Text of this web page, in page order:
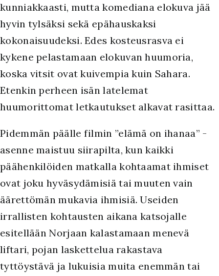
kunniakkaasti, mutta komediana elokuva jää
hyvin tylsäksi sekä epähauskaksi
kokonaisuudeksi. Edes kosteusrasva ei
kykene pelastamaan elokuvan huumoria,
koska vitsit ovat kuivempia kuin Sahara.
Etenkin perheen isän latelemat
huumorittomat letkautukset alkavat rasittaa.
Pidemmän päälle filmin ”elämä on ihanaa” -
asenne maistuu siirapilta, kun kaikki
päähenkilöiden matkalla kohtaamat ihmiset
ovat joku hyväsydämisiä tai muuten vain
äärettömän mukavia ihmisiä. Useiden
irrallisten kohtausten aikana katsojalle
esitellään Norjaan kalastamaan menevä
liftari, pojan laskettelua rakastava
tyttöystävä ja lukuisia muita enemmän tai